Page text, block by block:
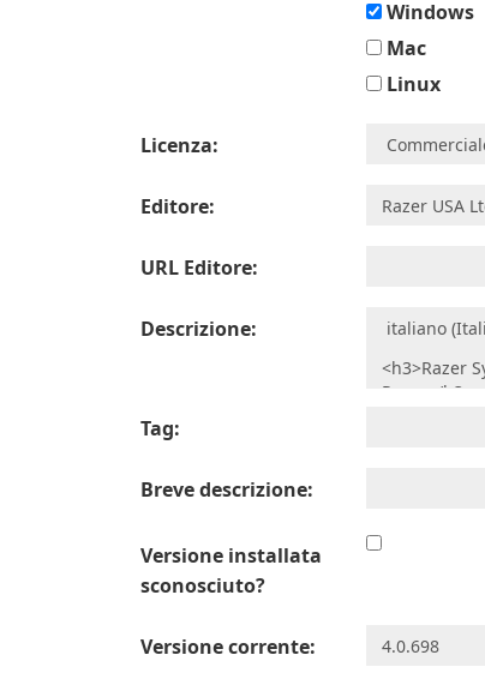
Windows
Mac
Linux
Licenza:
Editore:
URL Editore:
Descrizione:
Tag:
Breve descrizione:
Versione installata
sconosciuto?
Versione corrente: